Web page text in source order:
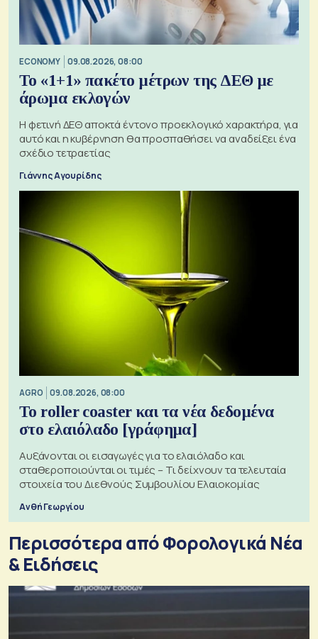
ECONOMY 09.08.2026, 08:00
Το «1+1» πακέτο μέτρων της ΔΕΘ με
άρωμα εκλογών
Η φετινή ΔΕΘ αποκτά έντονο προεκλογικό χαρακτήρα, για
αυτό και η κυβέρνηση θα προσπαθήσει να αναδείξει ένα
σχέδιο τετραετίας
Γιάννης Αγουρίδης
AGRO 09.08.2026, 08:00
Το roller coaster και τα νέα δεδομένα
στο ελαιόλαδο [γράφημα]
Αυξάνονται οι εισαγωγές για το ελαιόλαδο και
σταθεροποιούνται οι τιμές – Τι δείχνουν τα τελευταία
στοιχεία του Διεθνούς Συμβουλίου Ελαιοκομίας
Ανθή Γεωργίου
Περισσότερα από Φορολογικά Νέα
& Eιδήσεις